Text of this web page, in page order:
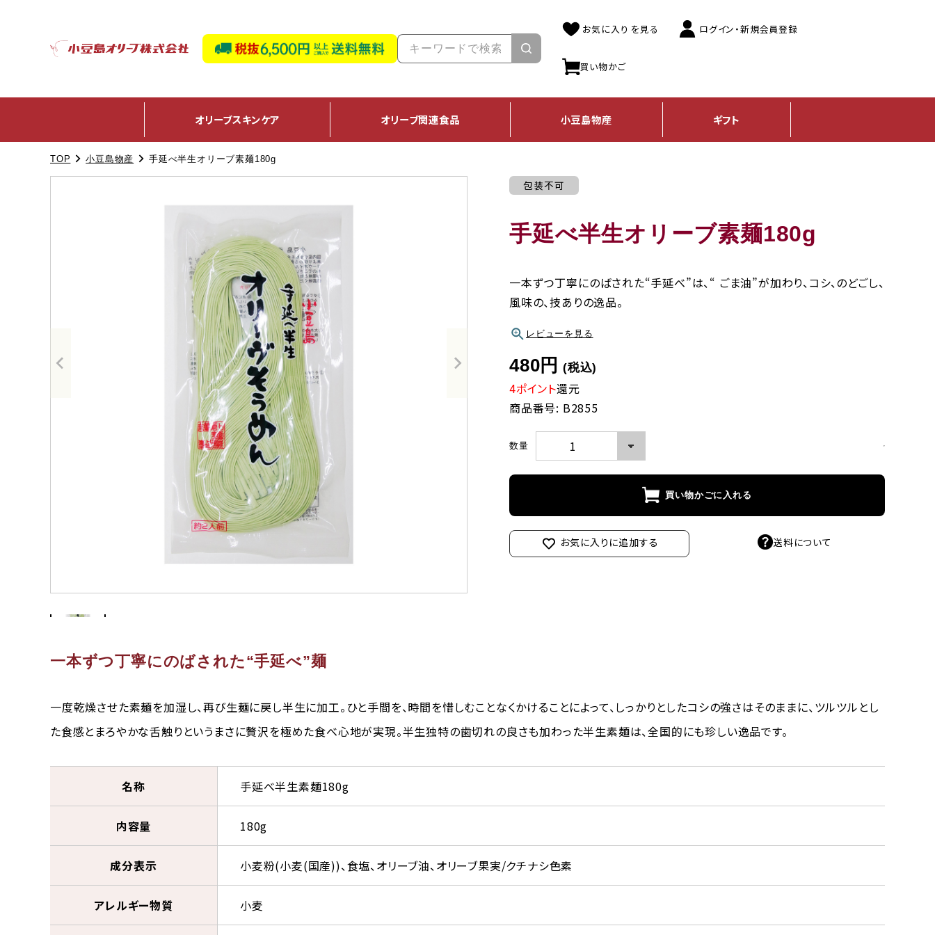
お気に入り を見る ログイン ・新規会員登録
買い物かご
オリーブスキンケア オリーブ関連食品 小豆島物産 ギフト
TOP 小豆島物産 手延べ半生オリーブ素麺180g
包装不可
手延べ半生オリーブ素麺180g
一本ずつ丁寧にのばされた“手延べ”は、“ ごま油”が加わり、コシ、のどごし、
風味の、技ありの逸品。
レビューを見る
480円 (税込)
4ポイント還元
商品番号: B2855
数量
買い物かごに入れる
お気に入りに追加する 送料について
一本ずつ丁寧にのばされた“手延べ”麺
一度乾燥させた素麺を加湿し、再び生麺に戻し半生に加工。ひと手間を、時間を惜しむことなくかけることによって、しっかりとしたコシの強さはそのままに、ツルツルとし
た食感とまろやかな舌触りというまさに贅沢を極めた食べ心地が実現。半生独特の歯切れの良さも加わった半生素麺は、全国的にも珍しい逸品です。
名称 手延べ半生素麺180g
内容量 180g
成分表示 小麦粉(小麦(国産))、食塩、オリーブ油、オリーブ果実/クチナシ色素
アレルギー物質 小麦